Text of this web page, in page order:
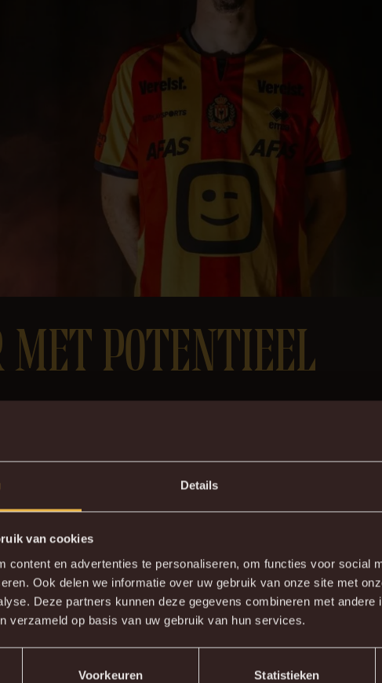
Details
van cookies
content en advertenties te personaliseren, om functies voor social
Ook delen we informatie over uw gebruik van onze site met
Deze partners kunnen deze gegevens combineren met andere
verzameld op basis van uw gebruik van hun services.
Voorkeuren Statistieken
MET POTENTIEEL
we een speler met zo’n potentieel als Keano naar KV kunnen
“De concurrentie was niet min, dus we zijn zeer tevreden dat
met veel creativiteit en scorend vermogen. Met hem erbij
te gooien.”